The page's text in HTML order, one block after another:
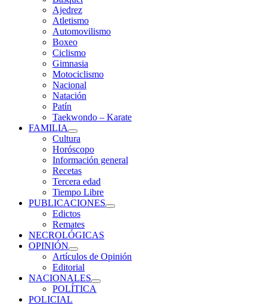
Ajedrez
Atletismo
Automovilismo
Boxeo
Ciclismo
Gimnasia
Motociclismo
Nacional
Natación
Patín
Taekwondo – Karate
FAMILIA
Cultura
Horóscopo
Información general
Recetas
Tercera edad
Tiempo Libre
PUBLICACIONES
Edictos
Remates
NECROLÓGICAS
OPINIÓN
Artículos de Opinión
Editorial
NACIONALES
POLÍTICA
POLICIAL